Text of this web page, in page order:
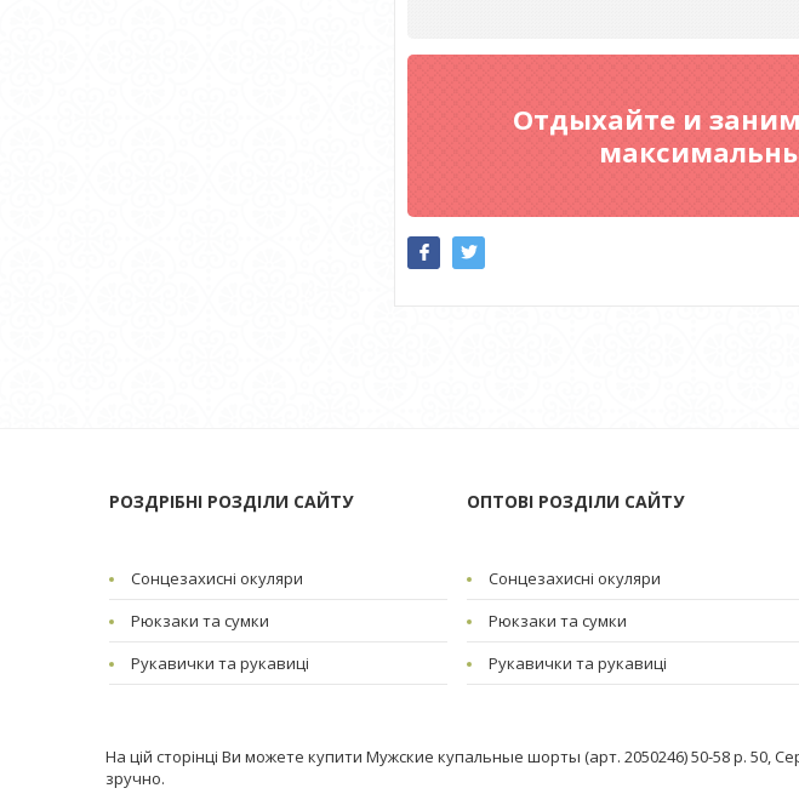
Отдыхайте и
РОЗДРІБНІ РОЗДІЛИ САЙТУ
Сонцезахисні окуляри
Рюкзаки та сумки
Рукавички та рукавиці
ОПТОВІ РОЗДІЛИ САЙТУ
Сонцезахисні окуляри
Рюкзаки та сумки
Рукавички та рукавиці
На цій сторінці Ви можете купити Мужские купальные шорты (арт. 2050246) 50-58 р.
зручно.